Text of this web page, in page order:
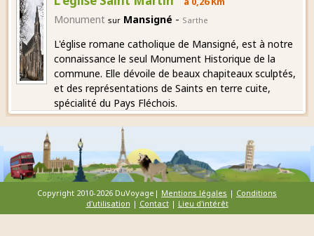
Monument sur Mansigné - Sarthe
L'église romane catholique de Mansigné, est à notre
connaissance le seul Monument Historique de la
commune. Elle dévoile de beaux chapiteaux sculptés,
et des représentations de Saints en terre cuite,
spécialité du Pays Fléchois.
Copyright 2010-2026 DuVoyage| Mentions légales | Conditions
d'utilisation | Contact| Lieu d'intérêt